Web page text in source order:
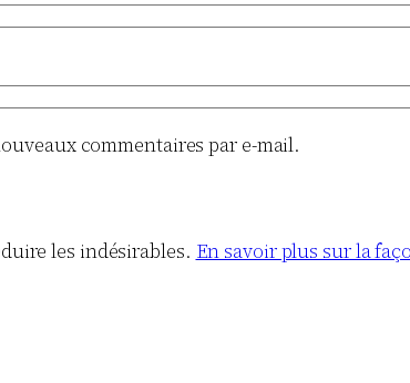
commentaires par e-mail.
les indésirables. En savoir plus sur la